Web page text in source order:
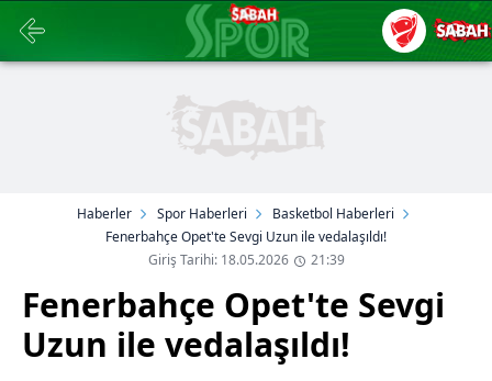
Haberler Spor Haberleri
Basketbol Haberleri
Fenerbahçe Opet'te Sevgi Uzun ile vedalaşıldı!
Giriş Tarihi: 18.05.2026
21:39
Fenerbahçe Opet'te Sevgi
Uzun ile vedalaşıldı!